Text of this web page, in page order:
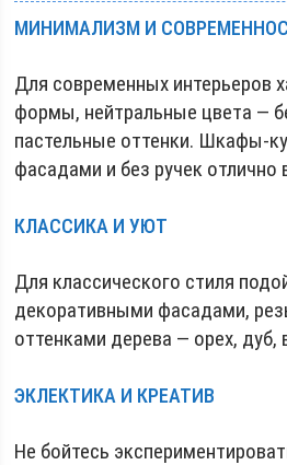
МИНИМАЛИЗМ И
Для современных интерьеров
формы, нейтральные цвета —
пастельные оттенки. Шкафы-
фасадами и без ручек отлично
КЛАССИКА И УЮТ
Для классического стиля
декоративными фасадами,
оттенками дерева — орех, дуб,
ЭКЛЕКТИКА И КРЕАТИВ
Не бойтесь